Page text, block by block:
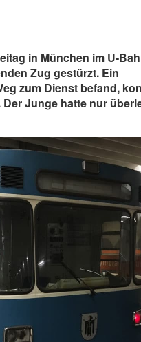
in München im U-
Zug gestürzt. Ein
zum Dienst befand,
Junge hatte nur